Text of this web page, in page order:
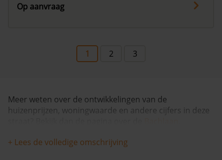
Op aanvraag
1 2 3
Meer weten over de ontwikkelingen van de
huizenprijzen, woningwaarde en andere cijfers in deze
+ Lees de volledige omschrijving